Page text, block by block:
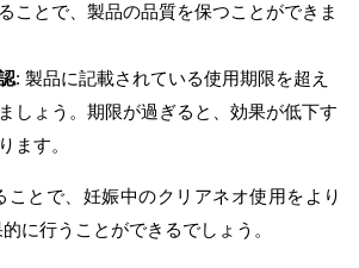
ことで、製品の品質を保つことができま
: 製品に記載されている使用期限を超え
しょう。期限が過ぎると、効果が低下す
ます。
ことで、妊娠中のクリアネオ使用をより
に行うことができるでしょう。